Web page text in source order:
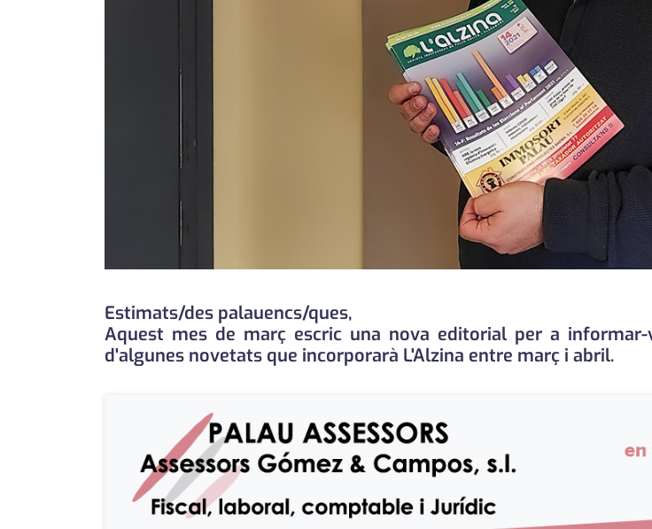
Estimats/des palauencs/ques,
Aquest mes de març escric una nova editorial per a
d'algunes novetats que incorporarà L'Alzina entre març i abril.